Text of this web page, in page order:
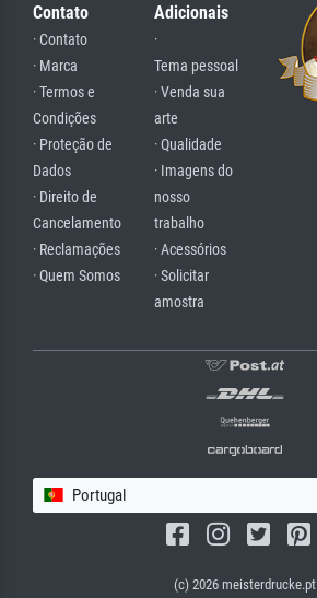
Contato
· Contato
· Marca
· Termos e
Condições
· Proteção de
Dados
· Direito de
Cancelamento
· Reclamações
· Quem Somos
Adicionais
·
Tema pessoal
· Venda sua
arte
· Qualidade
· Imagens do
nosso
trabalho
· Acessórios
· Solicitar
amostra
Portugal
(c) 2026 meisterdrucke.pt